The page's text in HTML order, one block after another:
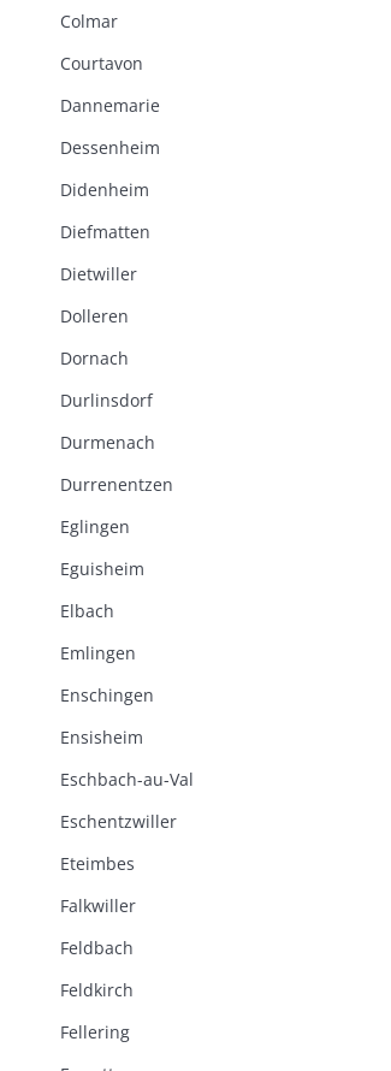
Colmar
Courtavon
Dannemarie
Dessenheim
Didenheim
Diefmatten
Dietwiller
Dolleren
Dornach
Durlinsdorf
Durmenach
Durrenentzen
Eglingen
Eguisheim
Elbach
Emlingen
Enschingen
Ensisheim
Eschbach-au-Val
Eschentzwiller
Eteimbes
Falkwiller
Feldbach
Feldkirch
Fellering